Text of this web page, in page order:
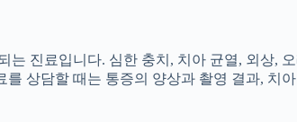
진료입니다. 심한 충치, 치아 균열, 외상,
상담할 때는 통증의 양상과 촬영 결과, 치